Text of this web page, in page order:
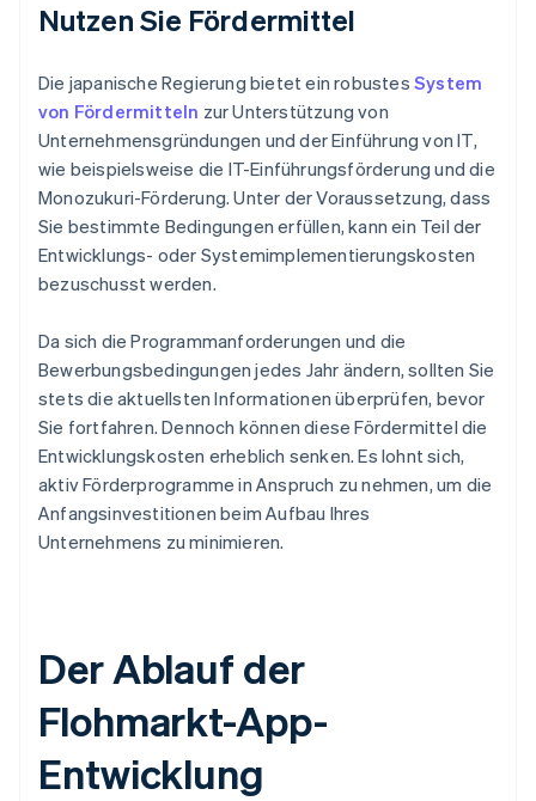
Nutzen Sie Fördermittel
Die japanische Regierung bietet ein robustes System
von Fördermitteln zur Unterstützung von
Unternehmensgründungen und der Einführung von IT,
wie beispielsweise die IT-Einführungsförderung und die
Monozukuri-Förderung. Unter der Voraussetzung, dass
Sie bestimmte Bedingungen erfüllen, kann ein Teil der
Entwicklungs- oder Systemimplementierungskosten
bezuschusst werden.
Da sich die Programmanforderungen und die
Bewerbungsbedingungen jedes Jahr ändern, sollten Sie
stets die aktuellsten Informationen überprüfen, bevor
Sie fortfahren. Dennoch können diese Fördermittel die
Entwicklungskosten erheblich senken. Es lohnt sich,
aktiv Förderprogramme in Anspruch zu nehmen, um die
Anfangsinvestitionen beim Aufbau Ihres
Unternehmens zu minimieren.
Der Ablauf der
Flohmarkt-App-
Entwicklung